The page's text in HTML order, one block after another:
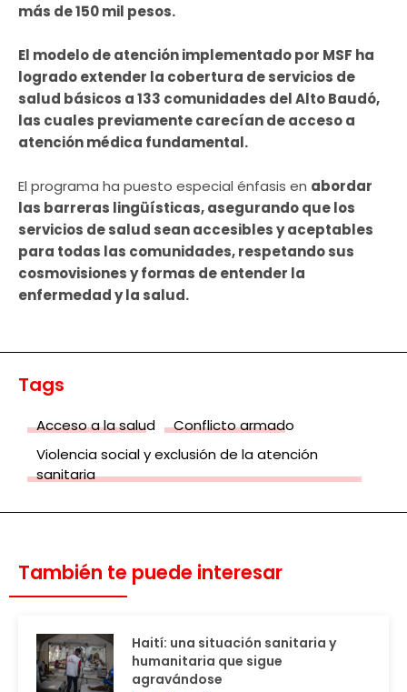
más de 150 mil pesos.
El modelo de atención implementado por MSF ha
logrado extender la cobertura de servicios de
salud básicos a 133 comunidades del Alto Baudó,
las cuales previamente carecían de acceso a
atención médica fundamental.
El programa ha puesto especial énfasis en abordar
las barreras lingüísticas, asegurando que los
servicios de salud sean accesibles y aceptables
para todas las comunidades, respetando sus
cosmovisiones y formas de entender la
enfermedad y la salud.
Tags
Acceso a la salud
Conflicto armado
Violencia social y exclusión de la atención
sanitaria
También te puede interesar
Haití: una situación sanitaria y
humanitaria que sigue
agravándose